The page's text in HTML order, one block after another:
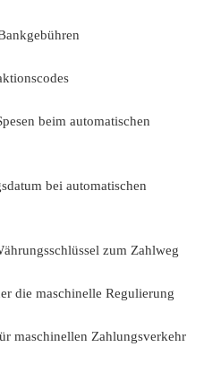
beim automatischen
bei automatischen
zum Zahlweg
die maschinelle Regulierung
maschinellen Zahlungsverkehr